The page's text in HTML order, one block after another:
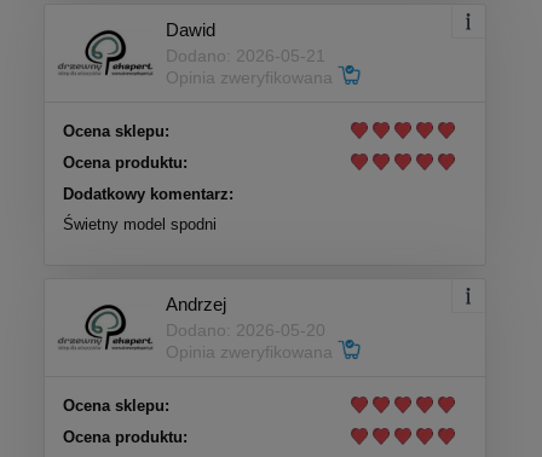
Dawid
Dodano: 2026-05-21
Opinia zweryfikowana
Ocena sklepu:
Ocena produktu:
Dodatkowy komentarz:
Świetny model spodni
Andrzej
Dodano: 2026-05-20
Opinia zweryfikowana
Ocena sklepu:
Ocena produktu: